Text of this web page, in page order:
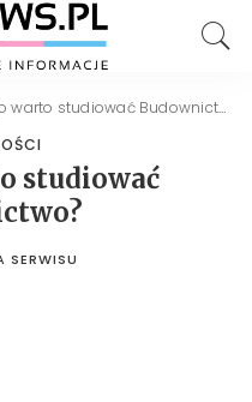
warto studiować Budownictwo?
studiować
SERWISU